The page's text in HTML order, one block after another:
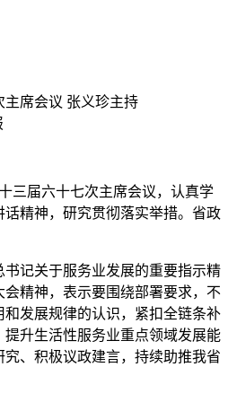
席会议 张义珍主持
届六十七次主席会议，认真学
精神，研究贯彻落实举措。省政
记关于服务业发展的重要指示精
精神，表示要围绕部署要求，不
发展规律的认识，紧扣全链条补
升生活性服务业重点领域发展能
、积极议政建言，持续助推我省